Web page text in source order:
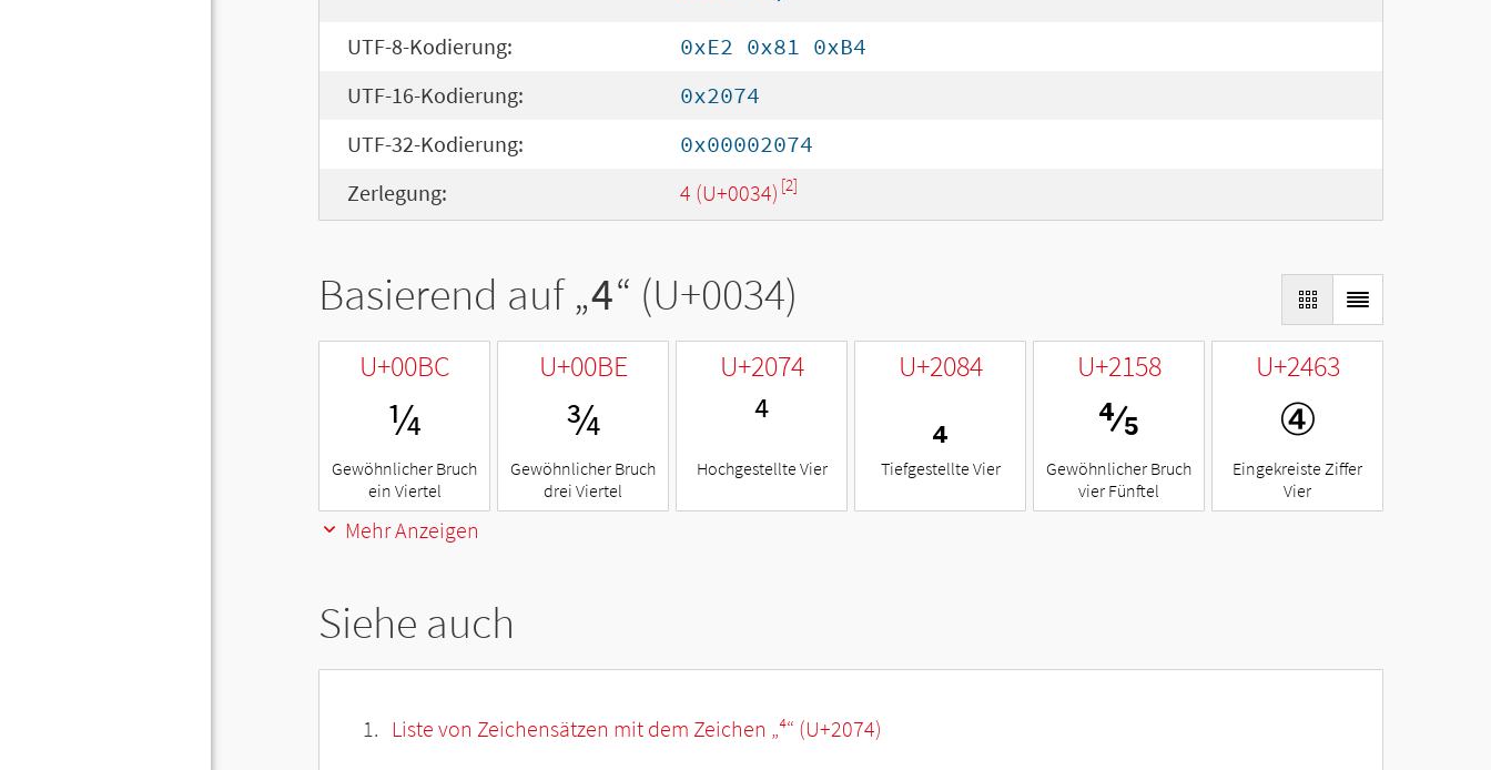
UTF-8-Kodierung:
0xE2 0x81 0xB4
UTF-16-Kodierung:
0x2074
UTF-32-Kodierung:
0x00002074
Zerlegung:
4 (U+0034) [2]
Basierend auf „4“ (U+0034)
U+00BC
¼
Gewöhnlicher Bruch
ein Viertel
U+00BE
¾
Gewöhnlicher Bruch
drei Viertel
U+2074
⁴
Hochgestellte Vier
U+2084
₄
Tiefgestellte Vier
U+2158
⅘
Gewöhnlicher Bruch
vier Fünftel
U+2463
④
Eingekreiste Ziffer
Vier
Mehr Anzeigen
Siehe auch
Liste von Zeichensätzen mit dem Zeichen „⁴“ (U+2074)